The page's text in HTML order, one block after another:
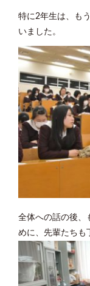
特に2年生は、も
いました。
全体への話の後、
めに、先輩たちも